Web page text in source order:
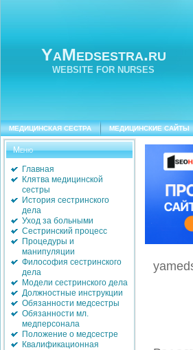
YaMedsestra.ru
WEBSITE FOR NURSES
МЕДИЦИНСКАЯ СЕСТРА МЕДИЦИНСКИЕ САЙТЫ
Меню
Главная
Клятва медицинской
сестры
История сестринского
дела
Уход за больными
Сестринский процесс
Процедуры и
манипуляции
Философия сестринского
дела
Модели сестринского дела
Должностные инструкции
Обязанности медсестры
Обязанности мл.
медперсонала
Положение о медсестре
Квалификационная